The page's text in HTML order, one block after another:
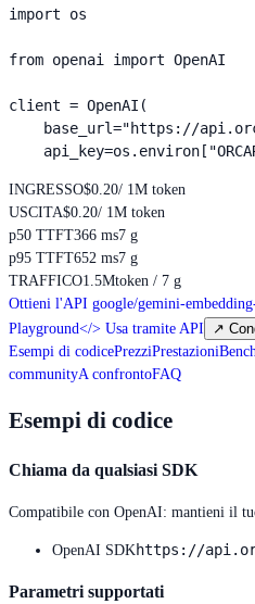
import os
from openai import OpenAI
client = OpenAI(
base_url="https://
INGRESSO$0.20/ 1M token
USCITA$0.20/ 1M token
p50 TTFT366 ms7 g
p95 TTFT652 ms7 g
TRAFFICO1.5Mtoken / 7 g
Ottieni l'API google/gemini-
Playground</> Usa tramite API ↗
Esempi di codicePrezziPrestazioni
communityA confrontoFAQ
Esempi di codice
Chiama da qualsiasi SDK
Compatibile con OpenAI: mantieni il
OpenAI SDKhttps://
Parametri supportati